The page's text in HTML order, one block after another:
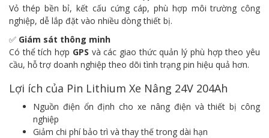
Vỏ thép bền bỉ, kết cấu cứng cáp, phù hợp môi trường công
nghiệp, dễ lắp đặt vào nhiều dòng thiết bị.
✅ Giám sát thông minh
Có thể tích hợp GPS và các giao thức quản lý phù hợp theo yêu
cầu, hỗ trợ doanh nghiệp theo dõi tình trạng pin hiệu quả hơn.
Lợi ích của Pin Lithium Xe Nâng 24V 204Ah
Nguồn điện ổn định cho xe nâng điện và thiết bị công
nghiệp
Giảm chi phí bảo trì và thay thế trong dài hạn